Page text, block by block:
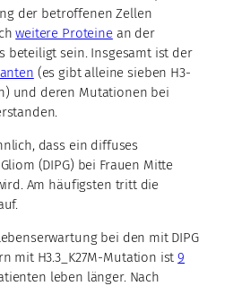
der betroffenen Zellen
weitere Proteinean der
beteiligt sein. Insgesamt ist der
(es gibt alleine sieben H3-
und deren Mutationen bei
dass ein diffuses
(DIPG) bei Frauen Mitte
Am häufigsten tritt die
bei den mit DIPG
mit H3.3_K27M-Mutation ist9
leben länger. Nach